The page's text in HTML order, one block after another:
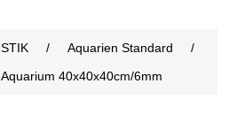
/ Aquarien Standard
/
40x40x40cm/6mm